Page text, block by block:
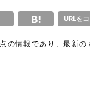
URLを
の情報であり、最新の